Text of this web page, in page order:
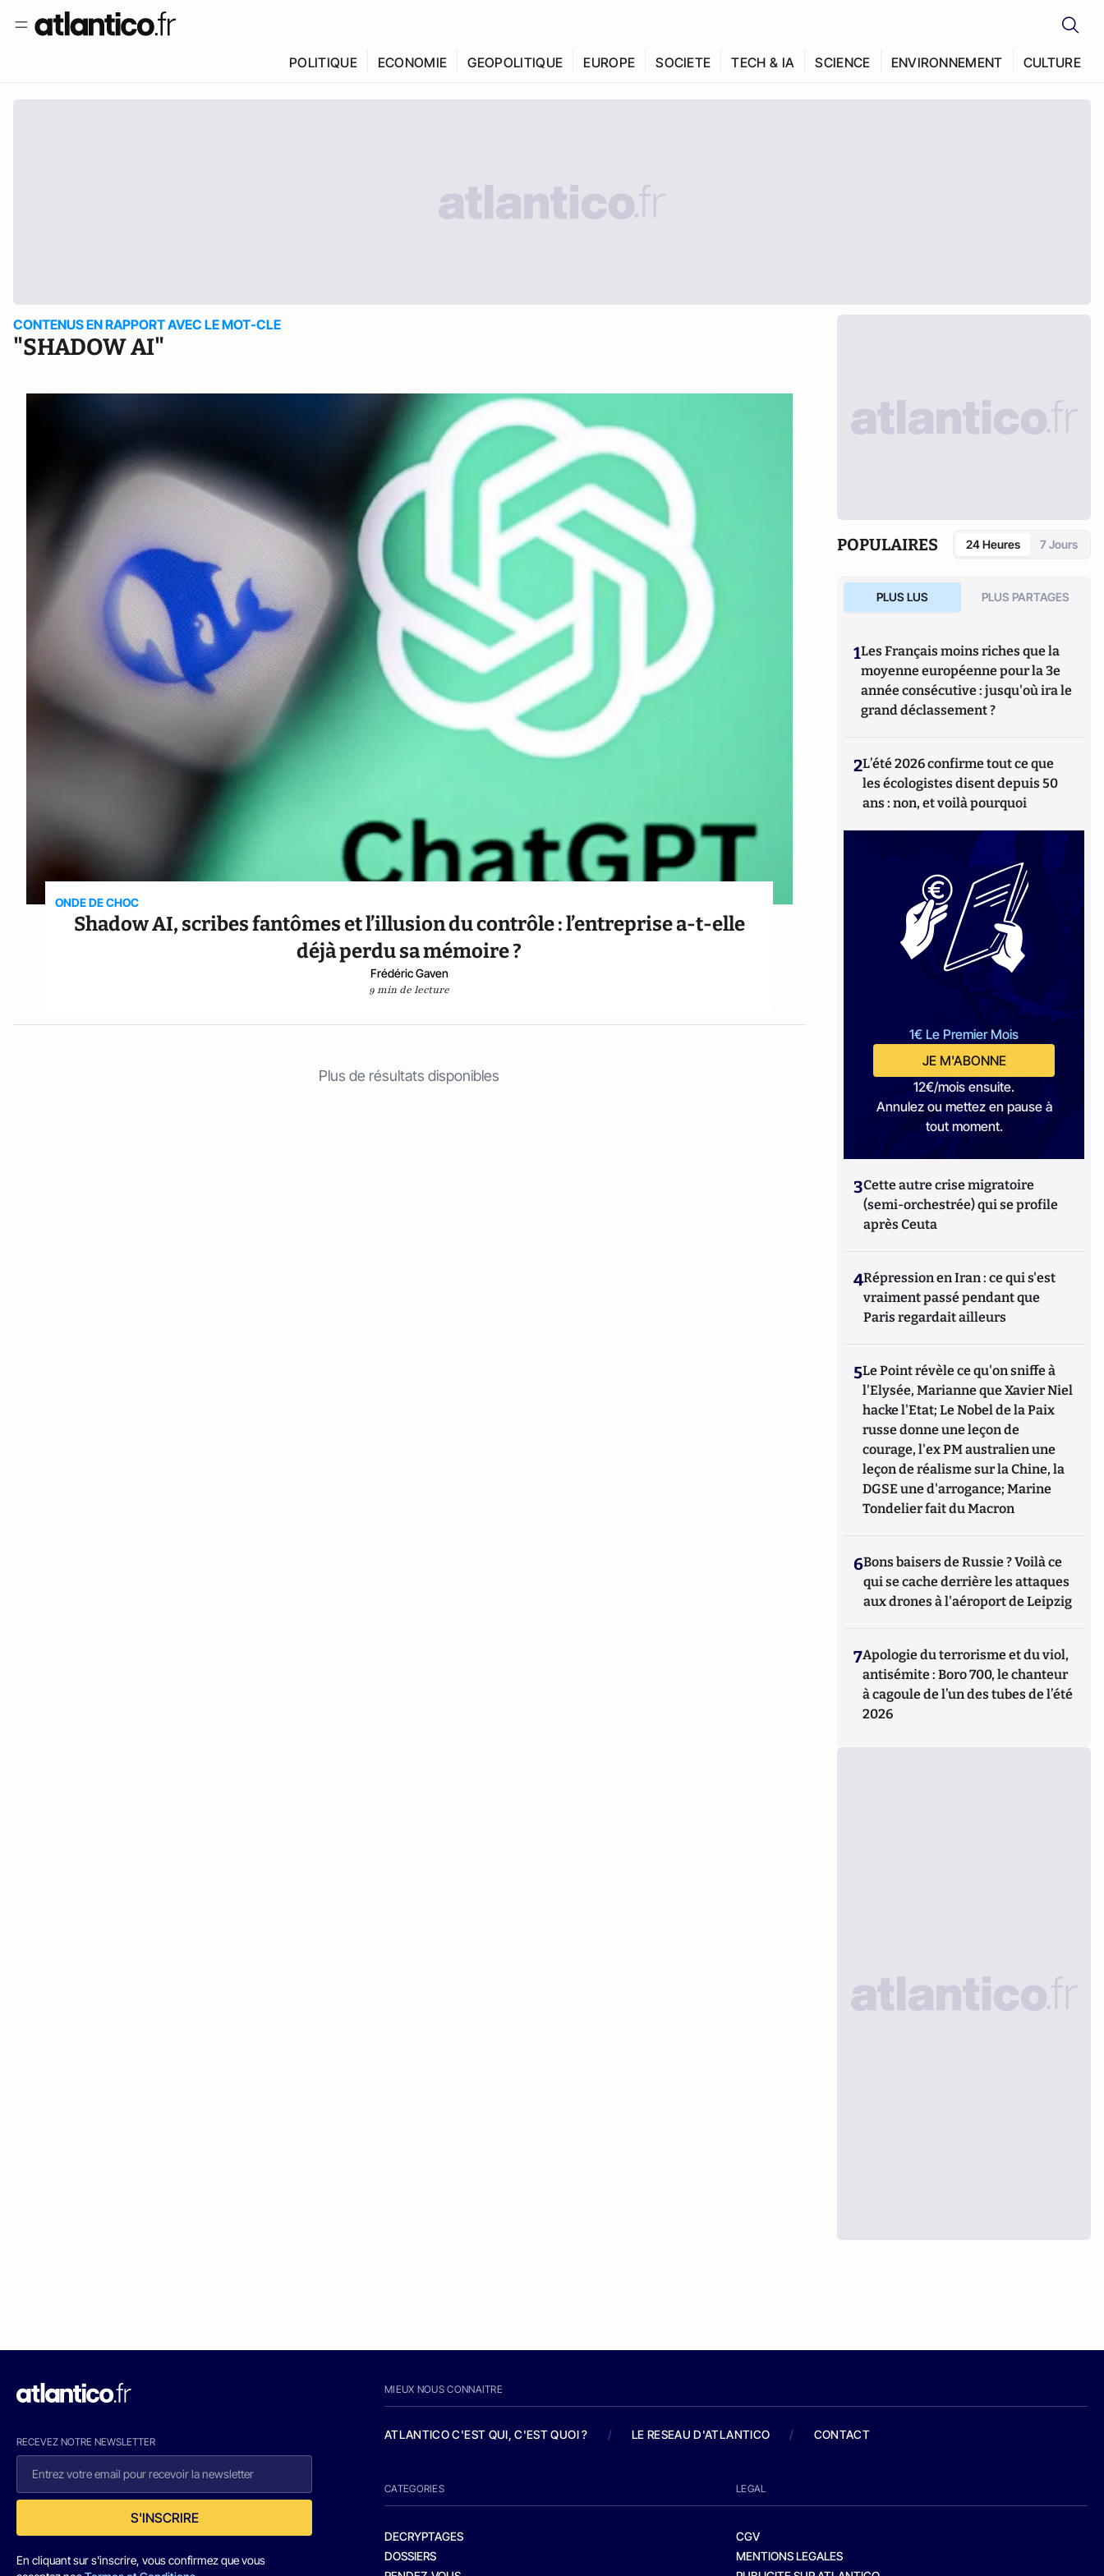
POLITIQUE ECONOMIE GEOPOLITIQUE EUROPE SOCIETE TECH & IA SCIENCE ENVIRONNEMENT CULTURE
CONTENUS EN RAPPORT AVEC LE MOT-CLE
"SHADOW AI"
ONDE DE CHOC
Shadow AI, scribes fantômes et l’illusion du contrôle : l’entreprise a-t-elle
déjà perdu sa mémoire ?
Frédéric Gaven
9 min de lecture
Plus de résultats disponibles
POPULAIRES 24 Heures 7 Jours
PLUS LUS PLUS PARTAGES
1Les Français moins riches que la
moyenne européenne pour la 3e
année consécutive : jusqu'où ira le
grand déclassement ?
2L’été 2026 confirme tout ce que
les écologistes disent depuis 50
ans : non, et voilà pourquoi
1€ Le Premier Mois
JE M'ABONNE
12€/mois ensuite.
Annulez ou mettez en pause à
tout moment.
3Cette autre crise migratoire
(semi-orchestrée) qui se profile
après Ceuta
4Répression en Iran : ce qui s'est
vraiment passé pendant que
Paris regardait ailleurs
5Le Point révèle ce qu'on sniffe à
l'Elysée, Marianne que Xavier Niel
hacke l'Etat; Le Nobel de la Paix
russe donne une leçon de
courage, l'ex PM australien une
leçon de réalisme sur la Chine, la
DGSE une d'arrogance; Marine
Tondelier fait du Macron
6Bons baisers de Russie ? Voilà ce
qui se cache derrière les attaques
aux drones à l'aéroport de Leipzig
7Apologie du terrorisme et du viol,
antisémite : Boro 700, le chanteur
à cagoule de l’un des tubes de l’été
2026
RECEVEZ NOTRE NEWSLETTER
S'INSCRIRE
En cliquant sur s'inscrire, vous confirmez que vous
MIEUX NOUS CONNAITRE
ATLANTICO C'EST QUI, C'EST QUOI ? / LE RESEAU D'ATLANTICO / CONTACT
CATEGORIES
DECRYPTAGES
DOSSIERS
LEGAL
CGV
MENTIONS LEGALES